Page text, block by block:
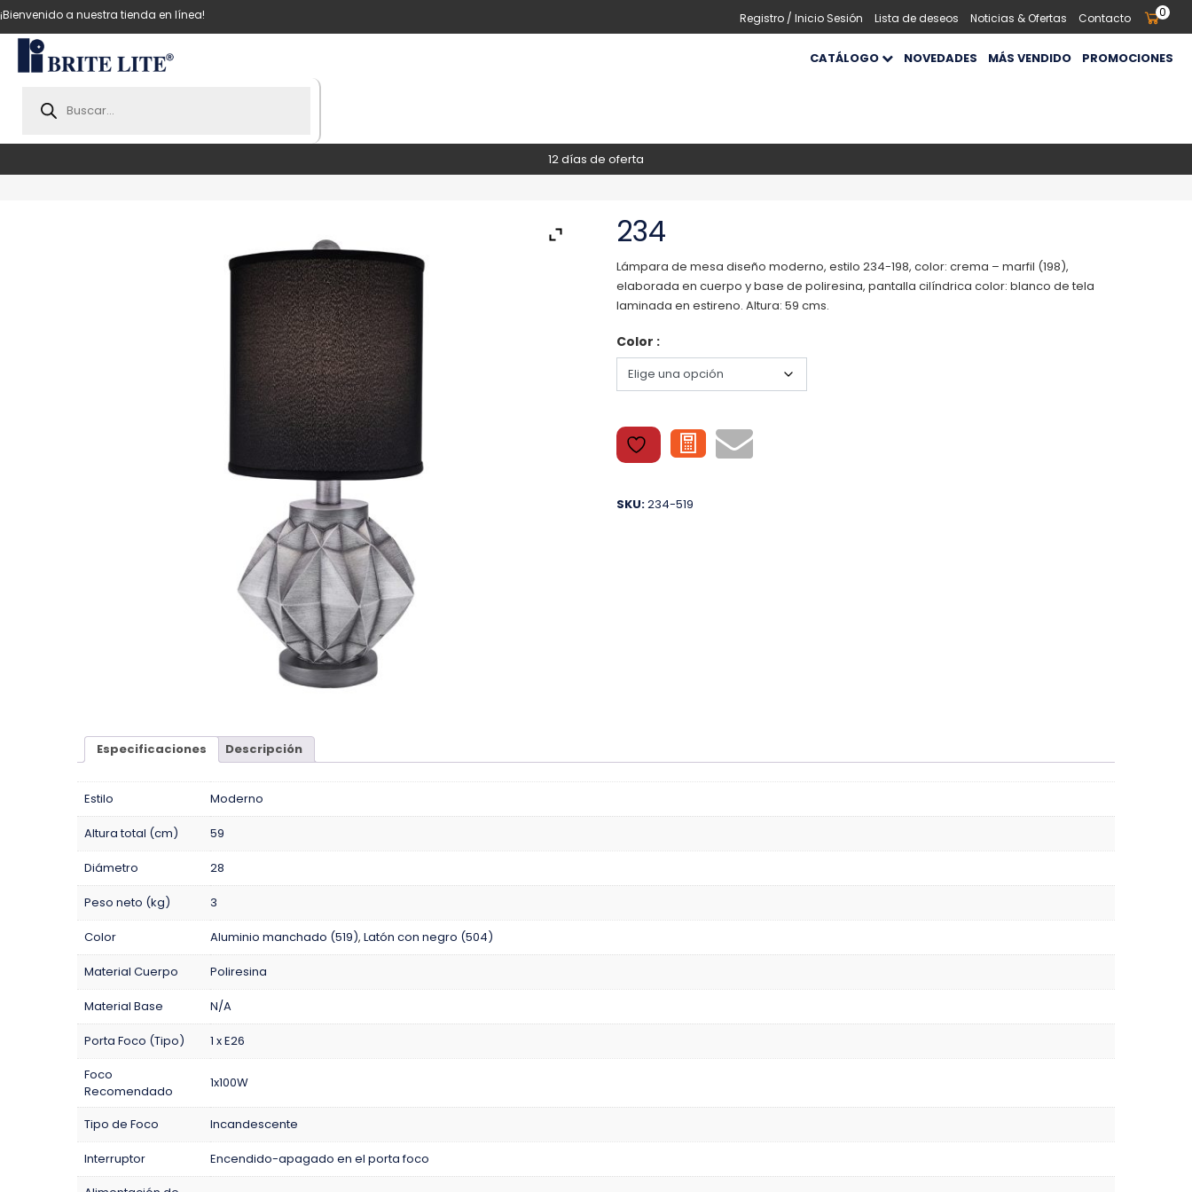
¡Bienvenido a nuestra tienda en línea! Registro / Inicio Sesión Lista de deseos Noticias & Ofertas Contacto 0
search
CATÁLOGO NOVEDADES MÁS VENDIDO PROMOCIONES
12 días de oferta
234
Lámpara de mesa diseño moderno, estilo 234-198, color: crema – marfil (198),
elaborada en cuerpo y base de poliresina, pantalla cilíndrica color: blanco de tela
laminada en estireno. Altura: 59 cms.
Color :
SKU:234-519
Especificaciones Descripción
Estilo Moderno
Altura total (cm) 59
Diámetro 28
Peso neto (kg) 3
Color Aluminio manchado (519), Latón con negro (504)
Material Cuerpo Poliresina
Material Base N/A
Porta Foco (Tipo)
1 x E26
Foco
Recomendado
1x100W
Tipo de Foco Incandescente
Interruptor
Encendido-apagado en el porta foco